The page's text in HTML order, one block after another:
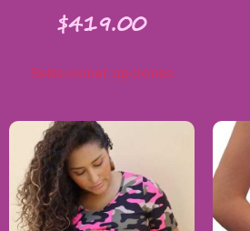
$419.00
Seleccionar opciones